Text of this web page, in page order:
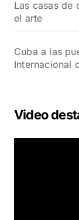
Las casas de
el arte
Cuba a las
Internacional
Video